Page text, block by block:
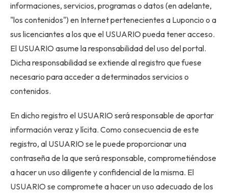
informaciones, servicios, programas o datos (en adelante,
"los contenidos") en Internet pertenecientes a Luponcio o a
sus licenciantes a los que el USUARIO pueda tener acceso.
El USUARIO asume la responsabilidad del uso del portal.
Dicha responsabilidad se extiende al registro que fuese
necesario para acceder a determinados servicios o
contenidos.
En dicho registro el USUARIO será responsable de aportar
información veraz y lícita. Como consecuencia de este
registro, al USUARIO se le puede proporcionar una
contraseña de la que será responsable, comprometiéndose
a hacer un uso diligente y confidencial de la misma. El
USUARIO se compromete a hacer un uso adecuado de los